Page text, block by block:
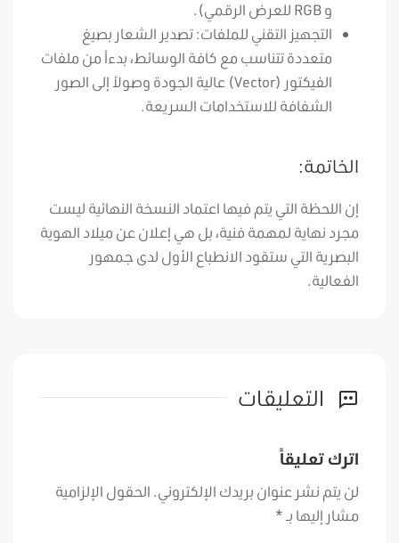
و RGB للعرض الرقمي).
التجهيز التقني للملفات: تصدير الشعار بصيغ
متعددة تتناسب مع كافة الوسائط، بدءاً من ملفات
الفيكتور (Vector) عالية الجودة وصولاً إلى الصور
الشفافة للاستخدامات السريعة.
الخاتمة:
إن اللحظة التي يتم فيها اعتماد النسخة النهائية ليست
مجرد نهاية لمهمة فنية، بل هي إعلان عن ميلاد الهوية
البصرية التي ستقود الانطباع الأول لدى جمهور
الفعالية.
التعليقات
اترك تعليقاً
لن يتم نشر عنوان بريدك الإلكتروني. الحقول الإلزامية
مشار إليها بـ *